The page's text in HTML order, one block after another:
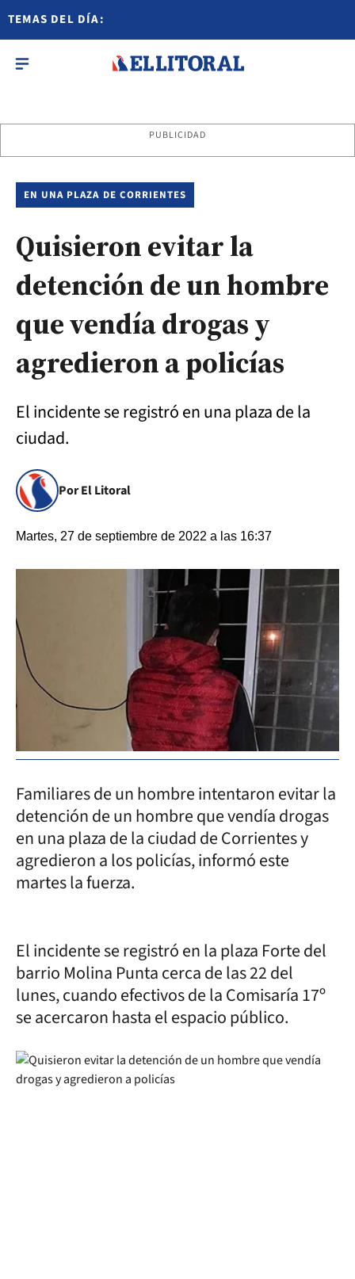
TEMAS DEL DÍA:
PUBLICIDAD
EN UNA PLAZA DE CORRIENTES
Quisieron evitar la
detención de un hombre
que vendía drogas y
agredieron a policías
El incidente se registró en una plaza de la
ciudad.
Por El Litoral
Martes, 27 de septiembre de 2022 a las 16:37
Familiares de un hombre intentaron evitar la
detención de un hombre que vendía drogas
en una plaza de la ciudad de Corrientes y
agredieron a los policías, informó este
martes la fuerza.
El incidente se registró en la plaza Forte del
barrio Molina Punta cerca de las 22 del
lunes, cuando efectivos de la Comisaría 17º
se acercaron hasta el espacio público.